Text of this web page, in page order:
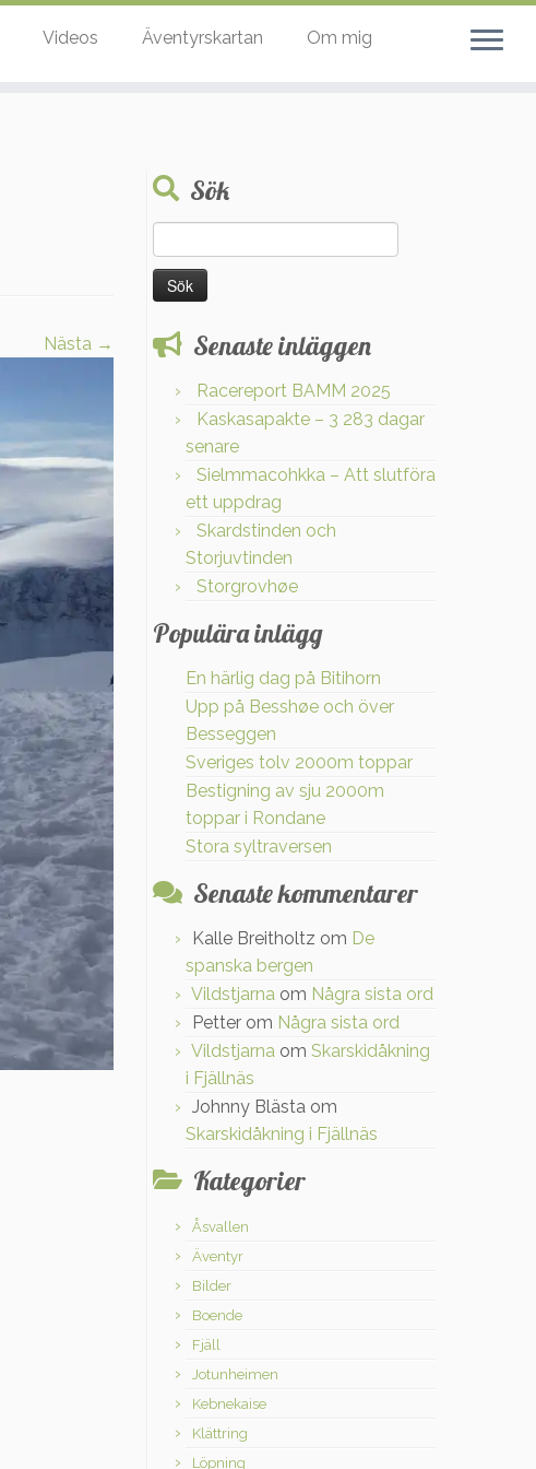
Videos Äventyrskartan Om mig
Nästa →
Sök
efter:
Senaste inläggen
Racereport BAMM 2025
Kaskasapakte – 3 283 dagar
senare
Sielmmacohkka – Att slutföra
ett uppdrag
Skardstinden och
Storjuvtinden
Storgrovhøe
Populära inlägg
En härlig dag på Bitihorn
Upp på Besshøe och över
Besseggen
Sveriges tolv 2000m toppar
Bestigning av sju 2000m
toppar i Rondane
Stora syltraversen
Senaste kommentarer
Kalle Breitholtz om De
spanska bergen
Vildstjarna om Några sista ord
Petter om Några sista ord
Vildstjarna om Skarskidåkning
i Fjällnäs
Johnny Blästa om
Skarskidåkning i Fjällnäs
Kategorier
Åsvallen
Äventyr
Bilder
Boende
Fjäll
Jotunheimen
Kebnekaise
Klättring
Löpning